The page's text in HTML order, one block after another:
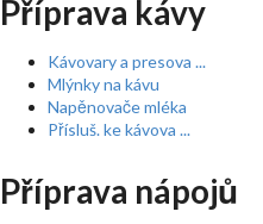
Příprava kávy
Kávovary a presova ...
Mlýnky na kávu
Napěnovače mléka
Přísluš. ke kávova ...
Příprava nápojů